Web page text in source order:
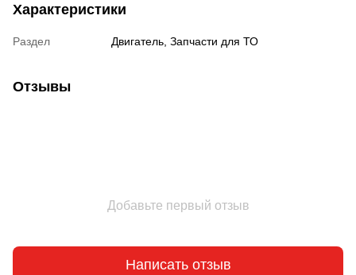
Характеристики
Раздел Двигатель, Запчасти для ТО
Отзывы
Добавьте первый отзыв
Написать отзыв